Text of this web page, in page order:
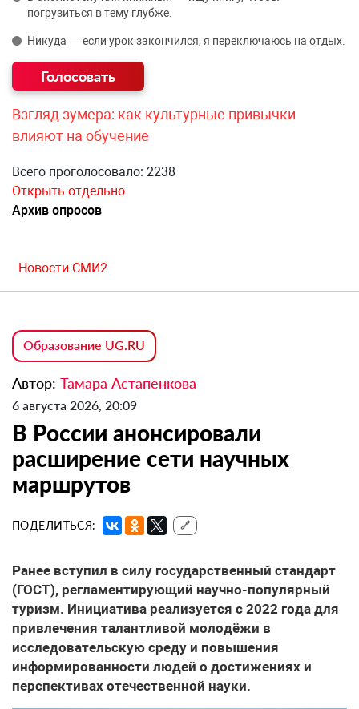
погрузиться в тему глубже.
Никуда — если урок закончился, я переключаюсь на отдых.
Взгляд зумера: как культурные привычки
влияют на обучение
Всего проголосовало: 2238
Открыть отдельно
Архив опросов
Новости СМИ2
Образование UG.RU
Автор: Тамара Астапенкова
6 августа 2026, 20:09
В России анонсировали
расширение сети научных
маршрутов
ПОДЕЛИТЬСЯ: 🔗
Ранее вступил в силу государственный стандарт
(ГОСТ), регламентирующий научно-популярный
туризм. Инициатива реализуется с 2022 года для
привлечения талантливой молодёжи в
исследовательскую среду и повышения
информированности людей о достижениях и
перспективах отечественной науки.